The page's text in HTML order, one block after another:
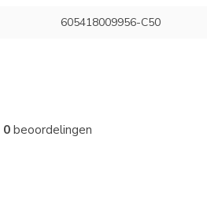
605418009956-C50
0beoordelingen